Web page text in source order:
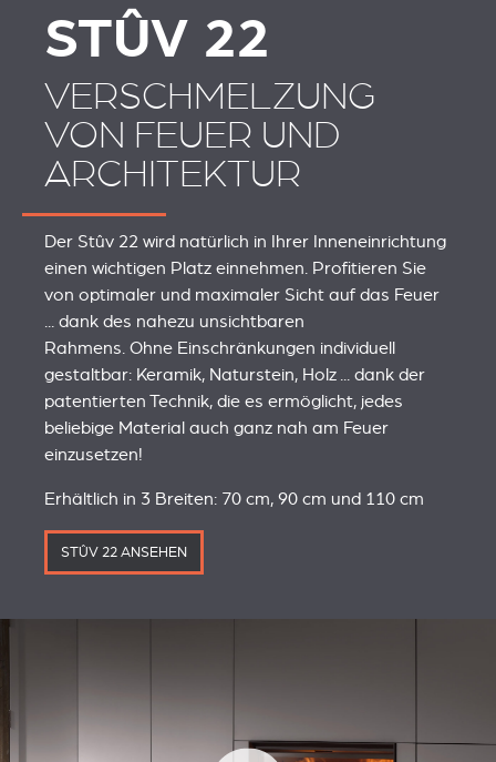
STÛV 22
VERSCHMELZUNG
VON FEUER UND
ARCHITEKTUR
Der Stûv 22 wird natürlich in Ihrer Inneneinrichtung
einen wichtigen Platz einnehmen. Profitieren Sie
von optimaler und maximaler Sicht auf das Feuer
... dank des nahezu unsichtbaren
Rahmens. Ohne Einschränkungen individuell
gestaltbar: Keramik, Naturstein, Holz ... dank der
patentierten Technik, die es ermöglicht, jedes
beliebige Material auch ganz nah am Feuer
einzusetzen!
Erhältlich in 3 Breiten: 70 cm, 90 cm und 110 cm
STÛV 22 ANSEHEN